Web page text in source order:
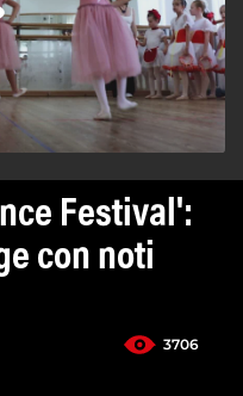
Festival':
con noti
3706